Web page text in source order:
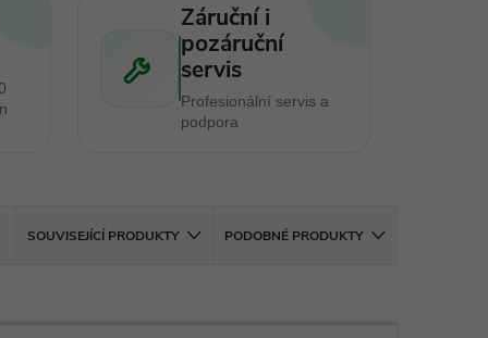
Záruční i
pozáruční
servis
Profesionální servis a
podpora
SOUVISEJÍCÍ PRODUKTY PODOBNÉ PRODUKTY